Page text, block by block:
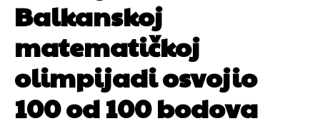
Balkanskoj
matematičkoj
olimpijadi osvojio
100 od 100 bodova